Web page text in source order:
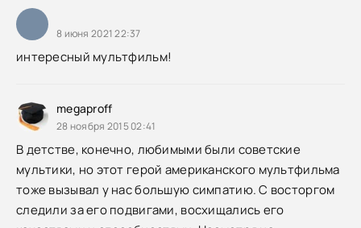
8 июня 2021 22:37
интересный мультфильм!
megaproff
28 ноября 2015 02:41
В детстве, конечно, любимыми были советские
мультики, но этот герой американского мультфильма
тоже вызывал у нас большую симпатию. С восторгом
следили за его подвигами, восхищались его